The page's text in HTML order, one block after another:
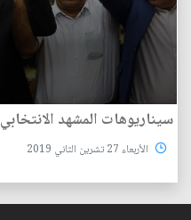
سيناريوهات المشهد الانتخابي
الأربعاء 27 تشرين الثاني 2019